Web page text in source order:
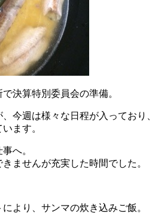
決算特別委員会の準備。
今週は様々な日程が入っており、
ます。
へ。
ませんが充実した時間でした。
より、サンマの炊き込みご飯。